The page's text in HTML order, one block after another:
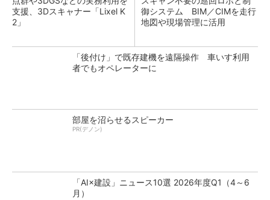
支援、3Dスキャナー「Lixel K
2」
御システム BIM／CIMを走行
地図や現場管理に活用
「後付け」で既存建機を遠隔操作 車いす利用
者でもオペレーターに
部屋を沼らせるスピーカー
PR(デノン)
「AI×建設」ニュース10選 2026年度Q1（4～6
月）